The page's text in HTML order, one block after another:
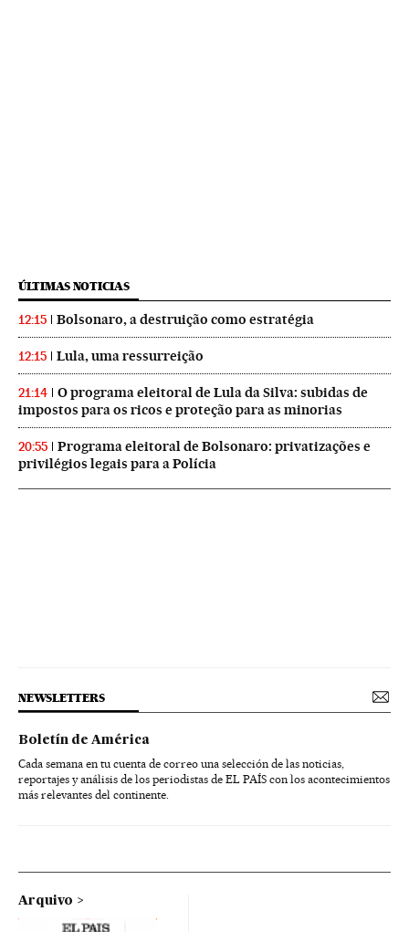
ÚLTIMAS NOTICIAS
12:15 Bolsonaro, a destruição como estratégia
12:15 Lula, uma ressurreição
21:14
O programa eleitoral de Lula da Silva: subidas de
impostos para os ricos e proteção para as minorias
20:55
Programa eleitoral de Bolsonaro: privatizações e
privilégios legais para a Polícia
NEWSLETTERS
Boletín de América
Cada semana en tu cuenta de correo una selección de las noticias,
reportajes y análisis de los periodistas de EL PAÍS con los acontecimientos
más relevantes del continente.
Arquivo